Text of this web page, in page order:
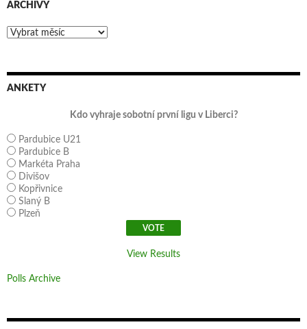
ARCHIVY
Archivy
ANKETY
Kdo vyhraje sobotní první ligu v Liberci?
Pardubice U21
Pardubice B
Markéta Praha
Divišov
Kopřivnice
Slaný B
Plzeň
View Results
Polls Archive